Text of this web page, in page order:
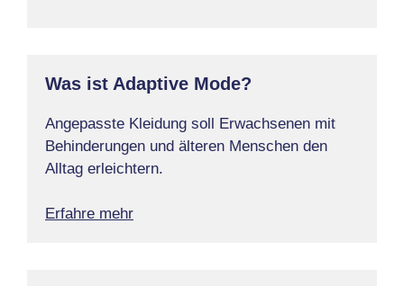
Was ist Adaptive Mode?
Angepasste Kleidung soll Erwachsenen mit
Behinderungen und älteren Menschen den
Alltag erleichtern.
Erfahre mehr